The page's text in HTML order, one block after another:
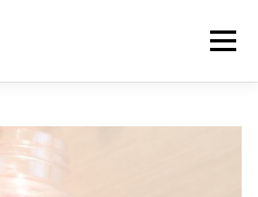
メニュー